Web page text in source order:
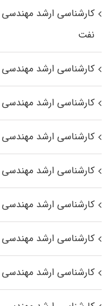
کارشناسی ارشد مهندسی
نفت
کارشناسی ارشد
کارشناسی ارشد
کارشناسی ارشد
کارشناسی ارشد مهندسی
کارشناسی ارشد
کارشناسی ارشد
کارشناسی ارشد مهندسی